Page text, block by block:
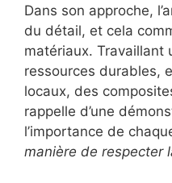
Dans son approche,
du détail, et cela
matériaux. Travaillant
ressources durables,
locaux, des
rappelle d’une
l’importance de
manière de respecter